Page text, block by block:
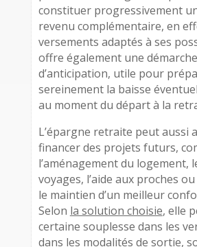
constituer progressivement
revenu complémentaire, en
versements adaptés à ses
offre également une démarche
d’anticipation, utile pour
sereinement la baisse
au moment du départ à la
L’épargne retraite peut aussi
financer des projets futurs,
l’aménagement du logement,
voyages, l’aide aux proches
le maintien d’un meilleur
Selon la solution choisie, elle
certaine souplesse dans les
dans les modalités de sortie,